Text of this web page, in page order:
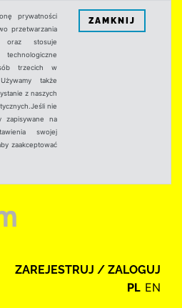
prywatności
przetwarzania
oraz stosuje
trzecich w
także
z naszych
nie
zapisywane na
swojej
zaakceptować
ZAMKNIJ
ZAREJESTRUJ / ZALOGUJ
PL EN